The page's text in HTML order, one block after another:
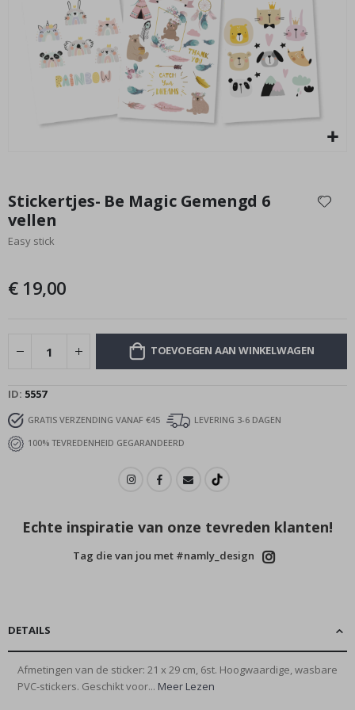
Special
Price
8,88 €
naar
het
begin
van
gallerij
Stickertjes- Be Magic Gemengd 6
vellen
Easy stick
€ 19,00
TOEVOEGEN AAN WINKELWAGEN
ID 5557
GRATIS VERZENDING VANAF €45
LEVERING 3-6 DAGEN
100% TEVREDENHEID GEGARANDEERD
Echte inspiratie van onze tevreden klanten!
Tag die van jou met #namly_design
DETAILS
Afmetingen van de sticker: 21 x 29 cm, 6st. Hoogwaardige, wasbare
PVC-stickers. Geschikt voor... Meer Lezen